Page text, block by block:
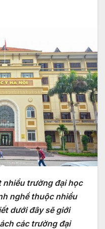
nhiều trường đại học
nghề thuộc nhiều
dưới đây sẽ giới
các trường đại